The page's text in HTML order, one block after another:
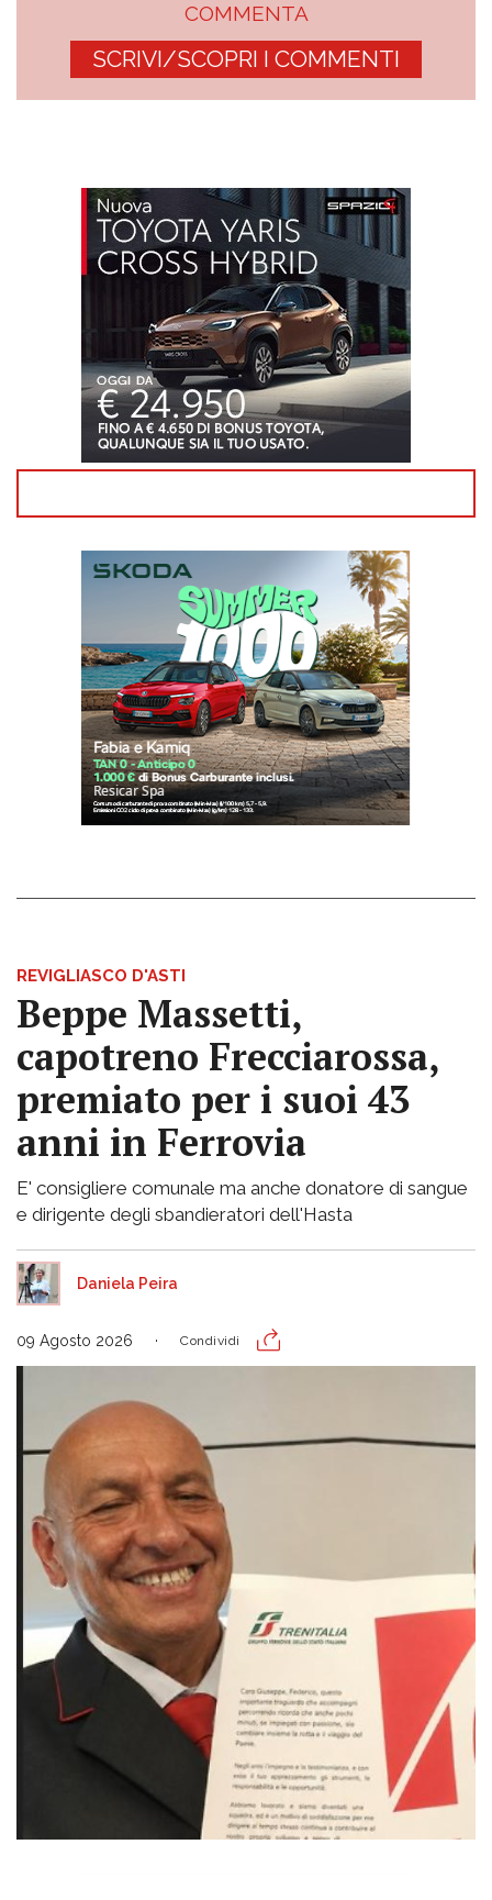
COMMENTA
SCRIVI/SCOPRI I COMMENTI
REVIGLIASCO D'ASTI
Beppe Massetti,
capotreno Frecciarossa,
premiato per i suoi 43
anni in Ferrovia
E' consigliere comunale ma anche donatore di sangue
e dirigente degli sbandieratori dell'Hasta
Daniela Peira
09 Agosto 2026 Condividi